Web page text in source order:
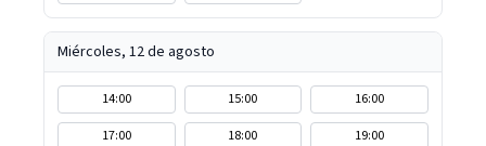
Miércoles, 12 de agosto
14:00 15:00
16:00
17:00
18:00 19:00